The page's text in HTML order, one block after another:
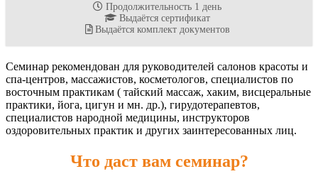
Продолжительность 1 день
Выдаётся сертификат
Выдаётся комплект документов
Семинар рекомендован для руководителей салонов красоты и
спа-центров, массажистов, косметологов, специалистов по
восточным практикам ( тайский массаж, хаким, висцеральные
практики, йога, цигун и мн. др.), гирудотерапевтов,
специалистов народной медицины, инструкторов
оздоровительных практик и других заинтересованных лиц.
Что даст вам семинар?